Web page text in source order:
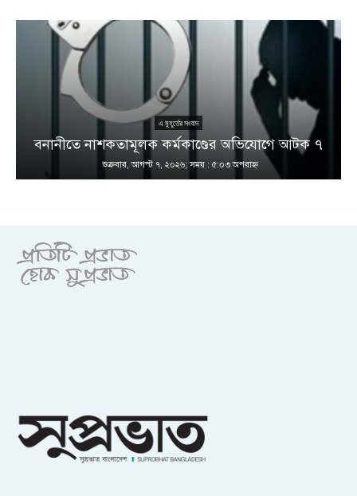
এ মুহূর্তের সংবাদ
বনানীতে নাশকতামূলক কর্মকাণ্ডের অভিযোগে আটক ৭
শুক্রবার, আগস্ট ৭, ২০২৬; সময় : ৫:০৩ অপরাহ্ণ